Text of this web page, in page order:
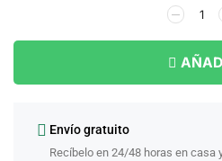
Envío gratuito
Recíbelo en 24/48 horas en casa